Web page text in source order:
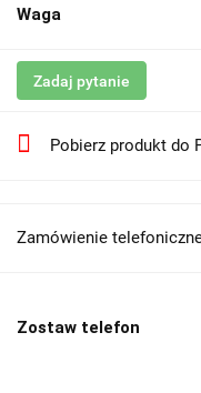
Waga
Zadaj pytanie
Pobierz produkt do
Zamówienie
Zostaw telefon